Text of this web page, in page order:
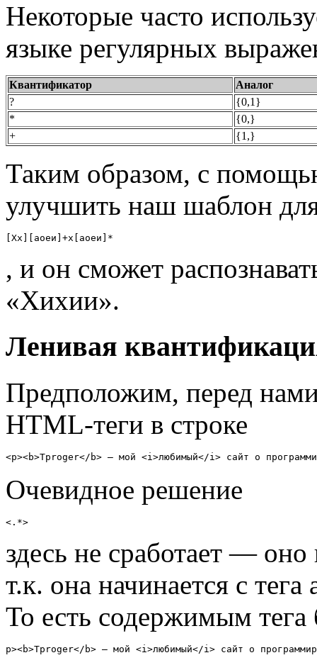
Некоторые часто
языке регулярных
Квантификатор
Аналог
?
{0,1}
*
{0,}
+
{1,}
Таким образом, с
улучшить наш шаблон
[Хх][аоеи]+х[аоеи]*
, и он сможет
«Хихии».
Ленивая
Предположим, перед
HTML-теги в строке
<p><b>Tproger</b> — мой <i>любимый</i> сайт о
Очевидное решение
<.*>
здесь не сработает —
т.к. она начинается с
То есть содержимым тега
p><b>Tproger</b> — мой <i>любимый</i> сайт о